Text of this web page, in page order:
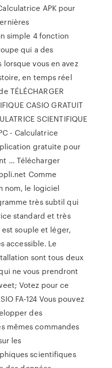
APK pour
simple 4 fonction
qui a des
vous en avez
en temps réel
TÉLÉCHARGER
CASIO GRATUIT
SCIENTIFIQUE
- Calculatrice
gratuite pour
… Télécharger
Comme
nom, le logiciel
très subtil qui
standard et très
souple et léger,
accessible. Le
sont tous deux
ne vous prendront
Votez pour ce
FA-124 Vous pouvez
des
mêmes commandes
les
scientifiques